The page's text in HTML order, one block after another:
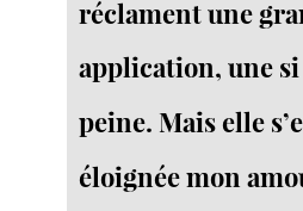
réclament une
application, une
peine. Mais elle
éloignée mon